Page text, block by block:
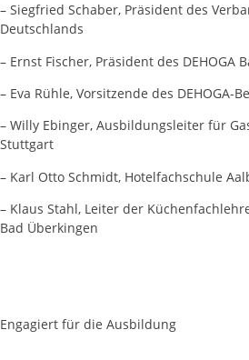
– Siegfried Schaber, Präsident des
Deutschlands
– Ernst Fischer, Präsident des DEHOGA
– Eva Rühle, Vorsitzende des DEHOGA-
– Willy Ebinger, Ausbildungsleiter für
Stuttgart
– Karl Otto Schmidt, Hotelfachschule
– Klaus Stahl, Leiter der
Bad Überkingen
Engagiert für die Ausbildung